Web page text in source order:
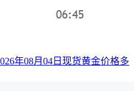
年08月04日现货黄金价格多